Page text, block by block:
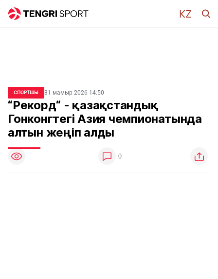
СПОРТШЫ 31 мамыр 2026 14:50
“Рекорд“ - қазақстандық
Гонконгтегі Азия чемпионатында
алтын жеңіп алды
0